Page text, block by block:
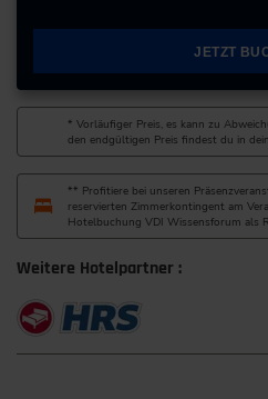
JETZT
* Vorläufiger Preis, es kann zu
den endgültigen Preis findest du in
** Profitiere bei unseren
reservierten Zimmerkontingent am
Hotelbuchung VDI Wissensforum als
Weitere Hotelpartner :